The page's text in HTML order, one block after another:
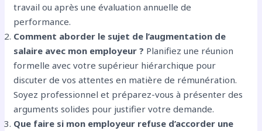
travail ou après une évaluation annuelle de
performance.
Comment aborder le sujet de l’augmentation de
salaire avec mon employeur ? Planifiez une réunion
formelle avec votre supérieur hiérarchique pour
discuter de vos attentes en matière de rémunération.
Soyez professionnel et préparez-vous à présenter des
arguments solides pour justifier votre demande.
Que faire si mon employeur refuse d’accorder une